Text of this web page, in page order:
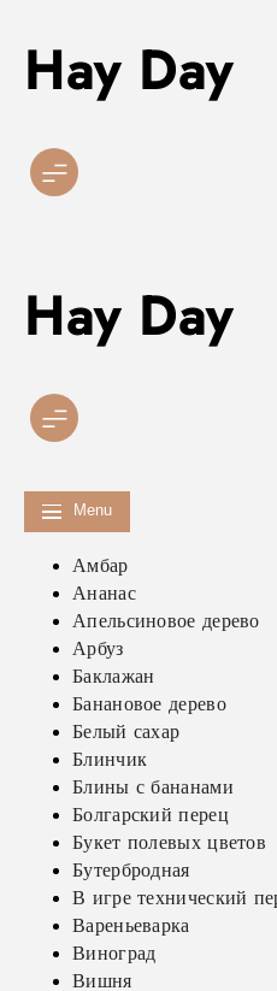
SkipHay Day
Hay Day
Menu
Амбар
Ананас
Апельсиновое дерево
Арбуз
Баклажан
Банановое дерево
Белый сахар
Блинчик
Блины с бананами
Болгарский перец
Букет полевых цветов
Бутербродная
В игре технический
Вареньеварка
Виноград
Вишня